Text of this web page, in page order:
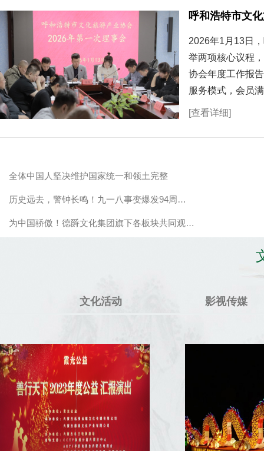
呼和浩特市文
2026年1月13日
举两项核心议程
协会年度工作报
服务模式，会员
[查看详细]
全体中国人坚决维护国家统一和领土完整
历史远去，警钟长鸣！九一八事变爆发94周…
为中国骄傲！德爵文化集团旗下各板块共同观…
文化活动 影视传媒